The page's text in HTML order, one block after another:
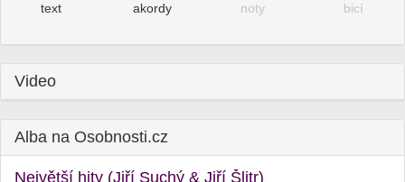
text akordy noty bicí
Video
Alba na Osobnosti.cz
Největší hity (Jiří Suchý & Jiří Šlitr)